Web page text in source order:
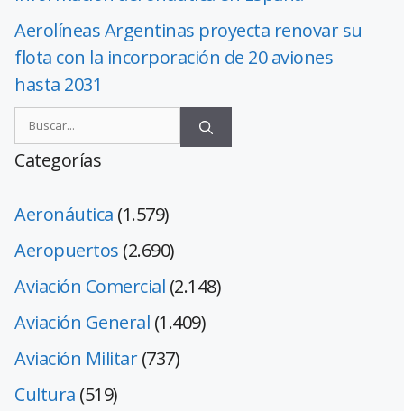
Aerolíneas Argentinas proyecta renovar su
flota con la incorporación de 20 aviones
hasta 2031
Categorías
Aeronáutica (1.579)
Aeropuertos (2.690)
Aviación Comercial (2.148)
Aviación General (1.409)
Aviación Militar(737)
Cultura (519)